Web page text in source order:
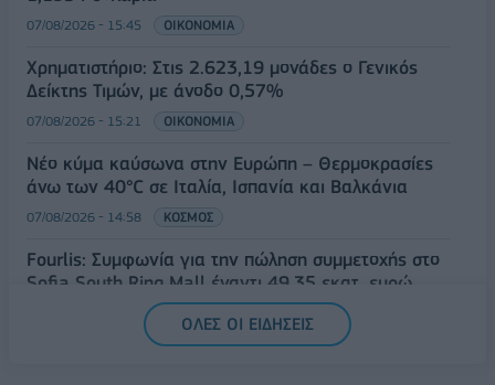
07/08/2026 - 15:45 ΟΙΚΟΝΟΜΙΑ
Χρηματιστήριο: Στις 2.623,19 μονάδες ο Γενικός
Δείκτης Τιμών, με άνοδο 0,57%
07/08/2026 - 15:21 ΟΙΚΟΝΟΜΙΑ
Νέο κύμα καύσωνα στην Ευρώπη – Θερμοκρασίες
άνω των 40°C σε Ιταλία, Ισπανία και Βαλκάνια
07/08/2026 - 14:58 ΚΟΣΜΟΣ
Fourlis: Συμφωνία για την πώληση συμμετοχής στο
Sofia South Ring Mall έναντι 49,35 εκατ. ευρώ
ΟΛΕΣ ΟΙ ΕΙΔΗΣΕΙΣ